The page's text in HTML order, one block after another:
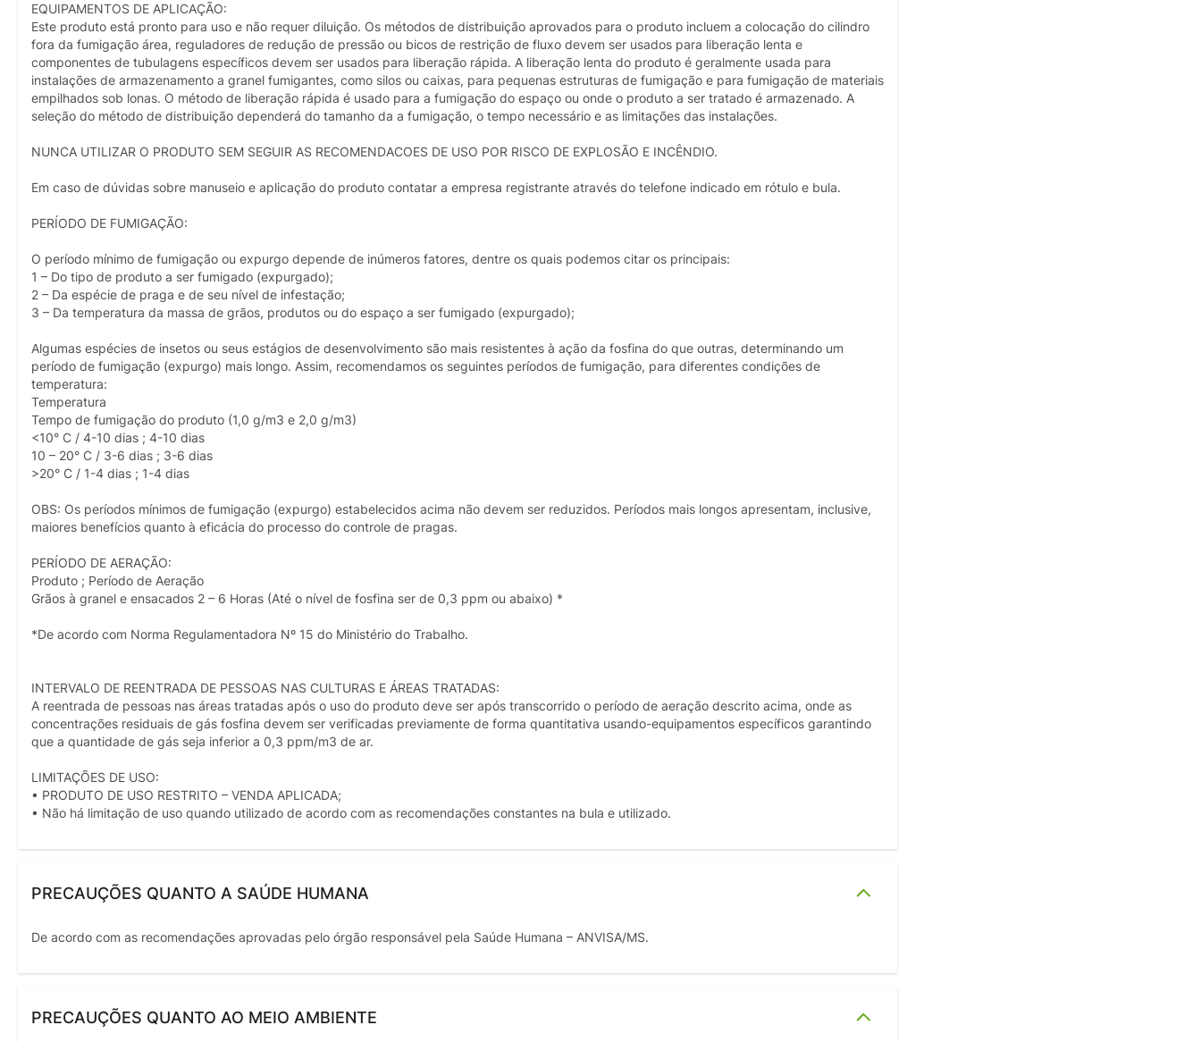
EQUIPAMENTOS DE APLICAÇÃO:
Este produto está pronto para uso e não requer diluição. Os métodos de distribuição aprovados para o produto incluem a colocação do cilindro
fora da fumigação área, reguladores de redução de pressão ou bicos de restrição de fluxo devem ser usados para liberação lenta e
componentes de tubulagens específicos devem ser usados para liberação rápida. A liberação lenta do produto é geralmente usada para
instalações de armazenamento a granel fumigantes, como silos ou caixas, para pequenas estruturas de fumigação e para fumigação de materiais
empilhados sob lonas. O método de liberação rápida é usado para a fumigação do espaço ou onde o produto a ser tratado é armazenado. A
seleção do método de distribuição dependerá do tamanho da a fumigação, o tempo necessário e as limitações das instalações.
NUNCA UTILIZAR O PRODUTO SEM SEGUIR AS RECOMENDACOES DE USO POR RISCO DE EXPLOSÃO E INCÊNDIO.
Em caso de dúvidas sobre manuseio e aplicação do produto contatar a empresa registrante através do telefone indicado em rótulo e bula.
PERÍODO DE FUMIGAÇÃO:
O período mínimo de fumigação ou expurgo depende de inúmeros fatores, dentre os quais podemos citar os principais:
1 – Do tipo de produto a ser fumigado (expurgado);
2 – Da espécie de praga e de seu nível de infestação;
3 – Da temperatura da massa de grãos, produtos ou do espaço a ser fumigado (expurgado);
Algumas espécies de insetos ou seus estágios de desenvolvimento são mais resistentes à ação da fosfina do que outras, determinando um
período de fumigação (expurgo) mais longo. Assim, recomendamos os seguintes períodos de fumigação, para diferentes condições de
temperatura:
Temperatura
Tempo de fumigação do produto (1,0 g/m3 e 2,0 g/m3)
<10° C / 4-10 dias ; 4-10 dias
10 – 20° C / 3-6 dias ; 3-6 dias
>20° C / 1-4 dias ; 1-4 dias
OBS: Os períodos mínimos de fumigação (expurgo) estabelecidos acima não devem ser reduzidos. Períodos mais longos apresentam, inclusive,
maiores benefícios quanto à eficácia do processo do controle de pragas.
PERÍODO DE AERAÇÃO:
Produto ; Período de Aeração
Grãos à granel e ensacados 2 – 6 Horas (Até o nível de fosfina ser de 0,3 ppm ou abaixo) *
*De acordo com Norma Regulamentadora Nº 15 do Ministério do Trabalho.
INTERVALO DE REENTRADA DE PESSOAS NAS CULTURAS E ÁREAS TRATADAS:
A reentrada de pessoas nas áreas tratadas após o uso do produto deve ser após transcorrido o período de aeração descrito acima, onde as
concentrações residuais de gás fosfina devem ser verificadas previamente de forma quantitativa usando-equipamentos específicos garantindo
que a quantidade de gás seja inferior a 0,3 ppm/m3 de ar.
LIMITAÇÕES DE USO:
• PRODUTO DE USO RESTRITO – VENDA APLICADA;
• Não há limitação de uso quando utilizado de acordo com as recomendações constantes na bula e utilizado.
PRECAUÇÕES QUANTO A SAÚDE HUMANA
De acordo com as recomendações aprovadas pelo órgão responsável pela Saúde Humana – ANVISA/MS.
PRECAUÇÕES QUANTO AO MEIO AMBIENTE